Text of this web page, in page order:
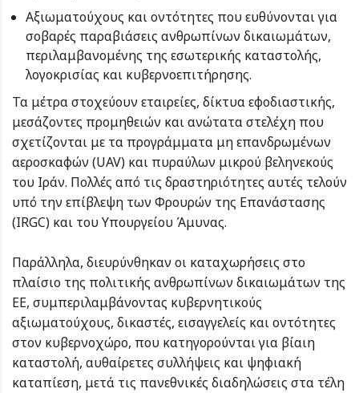
Αξιωματούχους και οντότητες που ευθύνονται για
σοβαρές παραβιάσεις ανθρωπίνων δικαιωμάτων,
περιλαμβανομένης της εσωτερικής καταστολής,
λογοκρισίας και κυβερνοεπιτήρησης.
Τα μέτρα στοχεύουν εταιρείες, δίκτυα εφοδιαστικής,
μεσάζοντες προμηθειών και ανώτατα στελέχη που
σχετίζονται με τα προγράμματα μη επανδρωμένων
αεροσκαφών (UAV) και πυραύλων μικρού βεληνεκούς
του Ιράν. Πολλές από τις δραστηριότητες αυτές τελούν
υπό την επίβλεψη των Φρουρών της Επανάστασης
(IRGC) και του Υπουργείου Άμυνας.
Παράλληλα, διευρύνθηκαν οι καταχωρήσεις στο
πλαίσιο της πολιτικής ανθρωπίνων δικαιωμάτων της
ΕΕ, συμπεριλαμβάνοντας κυβερνητικούς
αξιωματούχους, δικαστές, εισαγγελείς και οντότητες
στον κυβερνοχώρο, που κατηγορούνται για βίαιη
καταστολή, αυθαίρετες συλλήψεις και ψηφιακή
καταπίεση, μετά τις πανεθνικές διαδηλώσεις στα τέλη